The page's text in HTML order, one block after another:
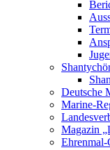
Deutsche
Marine-
Magazin